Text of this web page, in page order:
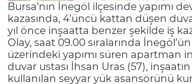
Bursa’nın İnegöl ilçesinde yapımı
kazasında, 4’üncü kattan düşen
yıl önce inşaatta benzer şekilde iş
Olay, saat 09.00 sıralarında
üzerindeki yapımı süren apartman
duvar ustası İhsan Uras (57),
kullanılan seyyar yük asansörünü